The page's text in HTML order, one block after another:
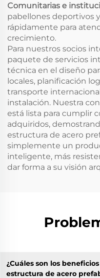
Comunitarias e
pabellones deportivos
rápidamente para
crecimiento.
Para nuestros socios
paquete de servicios
técnica en el diseño
locales, planificación
transporte
instalación. Nuestra
está lista para cumplir
adquiridos,
estructura de acero
simplemente un
inteligente, más
dar forma a su visión
¿Cuáles son los
estructura de acero